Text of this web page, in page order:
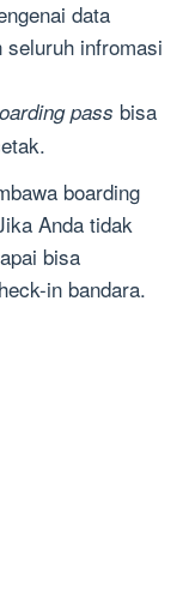
data
seluruh infromasi
pass bisa
boarding
Anda tidak
bisa
in bandara.